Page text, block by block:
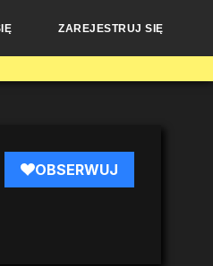
ZAREJESTRUJ SIĘ
OBSERWUJ